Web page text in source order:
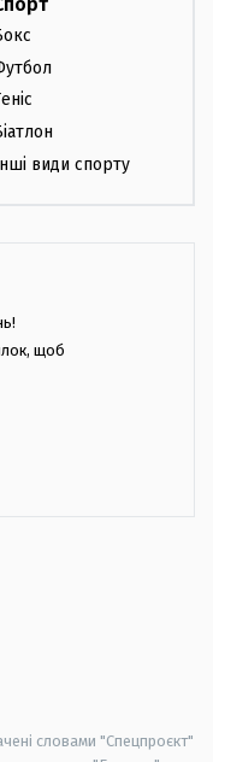
види спорту
щоб
словами "Спецпроєкт"